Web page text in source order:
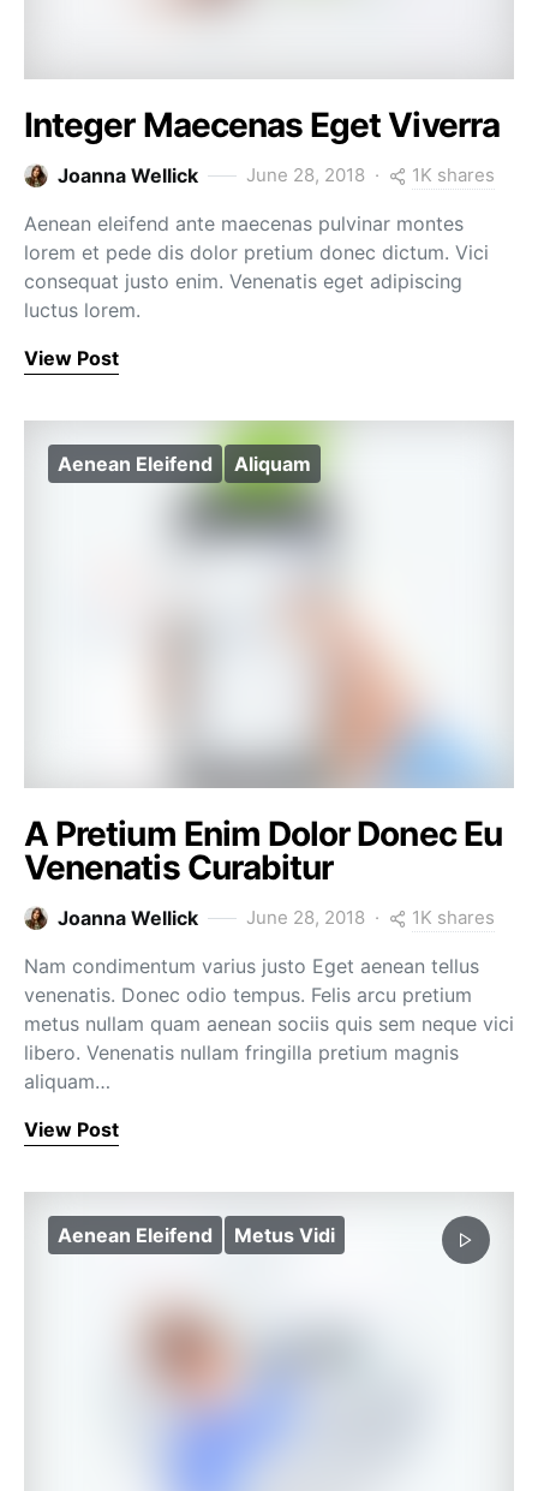
Integer Maecenas Eget Viverra
Joanna Wellick June 28, 2018 1K shares
Aenean eleifend ante maecenas pulvinar montes
lorem et pede dis dolor pretium donec dictum. Vici
consequat justo enim. Venenatis eget adipiscing
luctus lorem.
View Post
Aenean Eleifend Aliquam
A Pretium Enim Dolor Donec Eu
Venenatis Curabitur
Joanna Wellick June 28, 2018 1K shares
Nam condimentum varius justo Eget aenean tellus
venenatis. Donec odio tempus. Felis arcu pretium
metus nullam quam aenean sociis quis sem neque vici
libero. Venenatis nullam fringilla pretium magnis
aliquam…
View Post
Aenean Eleifend Metus Vidi